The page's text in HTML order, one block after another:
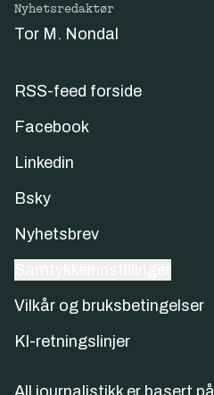
Nyhetsredaktør
Tor M. Nondal
RSS-feed forside
Facebook
Linkedin
Bsky
Nyhetsbrev
Vilkår og bruksbetingelser
KI-retningslinjer